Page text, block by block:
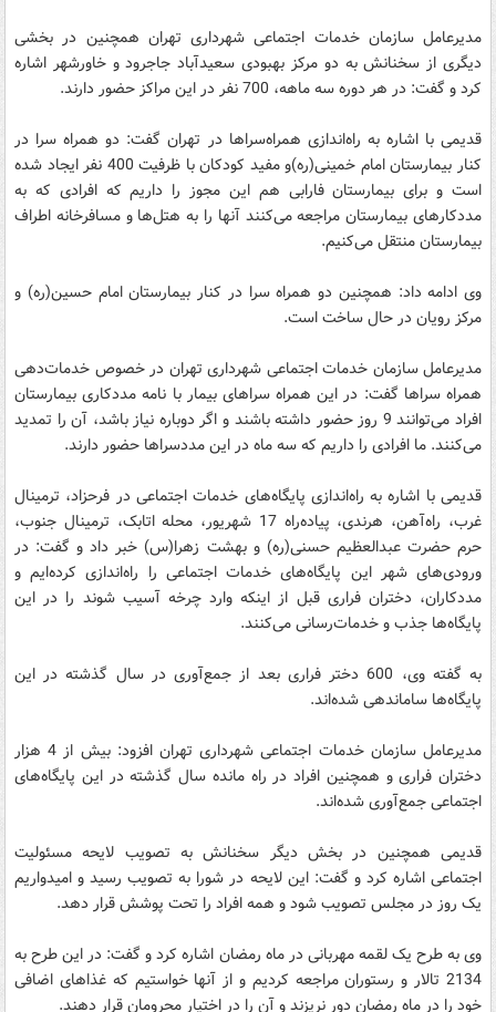
مدیرعامل سازمان خدمات اجتماعی شهرداری تهران همچنین در بخشی
دیگری از سخنانش به دو مرکز بهبودی سعیدآباد جاجرود و خاورشهر اشاره
کرد و گفت:‌ در هر دوره سه ماهه، 700 نفر در این مراکز حضور دارند.
قدیمی با اشاره به راه‌اندازی همراه‌سراها در تهران گفت: دو همراه سرا در
کنار بیمارستان امام خمینی(ره)و مفید کودکان با ظرفیت 400 نفر ایجاد شده
است و برای بیمارستان فارابی هم این مجوز را داریم که افرادی که به
مددکارهای بیمارستان مراجعه می‌کنند آنها را به هتل‌ها و مسافرخانه اطراف
بیمارستان منتقل می‌کنیم.
وی ادامه داد: همچنین دو همراه سرا در کنار بیمارستان امام حسین(ره) و
مرکز رویان در حال ساخت است.
مدیرعامل سازمان خدمات اجتماعی شهرداری تهران در خصوص خدمات‌دهی
همراه سراها گفت:‌ در این همراه سراهای بیمار با نامه مددکاری بیمارستان
افراد می‌توانند 9 روز حضور داشته باشند و اگر دوباره نیاز باشد، آن را تمدید
می‌کنند. ما افرادی را داریم که سه ماه در این مددسراها حضور دارند.
قدیمی با اشاره به راه‌اندازی پایگاه‌های خدمات اجتماعی در فرحزاد،‌ ترمینال
غرب، راه‌آهن، هرندی، پیاده‌راه 17 شهریور، محله اتابک، ترمینال جنوب،
حرم حضرت عبدالعظیم حسنی(ره) و بهشت زهرا(س) خبر داد و گفت: در
ورودی‌های شهر این پایگاه‌های خدمات اجتماعی را راه‌اندازی کرده‌ایم و
مددکاران، دختران فراری قبل از اینکه وارد چرخه آسیب شوند را در این
پایگاه‌ها جذب و خدمات‌رسانی می‌کنند.
به گفته وی، 600 دختر فراری بعد از جمع‌آوری در سال گذشته در این
پایگاه‌ها ساماندهی شده‌اند.
مدیرعامل سازمان خدمات اجتماعی شهرداری تهران افزود: بیش از 4 هزار
دختران فراری و همچنین افراد در راه مانده سال گذشته در این پایگاه‌های
اجتماعی جمع‌آوری شده‌اند.
قدیمی همچنین در بخش دیگر سخنانش به تصویب لایحه مسئولیت
اجتماعی اشاره کرد و گفت:‌ این لایحه در شورا به تصویب رسید و امیدواریم
یک روز در مجلس تصویب شود و همه افراد را تحت پوشش قرار دهد.
وی به طرح یک لقمه مهربانی در ماه رمضان اشاره کرد و گفت:‌ در این طرح به
2134 تالار و رستوران مراجعه کردیم و از آنها خواستیم که غذاهای اضافی
خود را در ماه رمضان دور نریزند و آن را در اختیار محرومان قرار دهند.